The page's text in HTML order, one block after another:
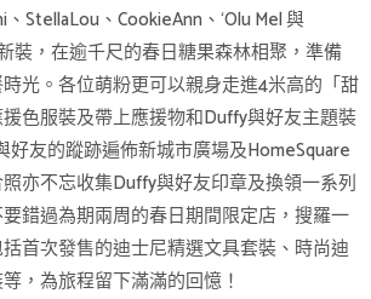
StellaLou、CookieAnn、‘Olu Mel 與
裝，在逾千尺的春日糖果森林相聚，準備
光。各位萌粉更可以親身走進4米高的「甜
色服裝及帶上應援物和Duffy與好友主題裝
好友的蹤跡遍佈新城市廣場及HomeSquare
亦不忘收集Duffy與好友印章及換領一系列
錯過為期兩周的春日期間限定店，搜羅一
首次發售的迪士尼精選文具套裝、時尚迪
，為旅程留下滿滿的回憶！